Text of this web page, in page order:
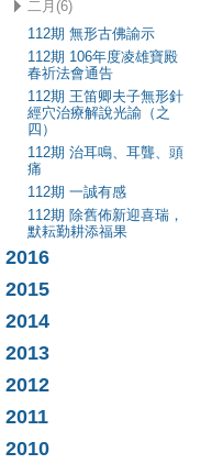
二月(6)
112期 無形古佛諭示
112期 106年度凌雄寶殿
春祈法會通告
112期 王笛卿夫子無形針
經穴治療解說光諭（之
四）
112期 治耳鳴、耳聾、頭
痛
112期 一誠有感
112期 除舊佈新迎喜瑞，
默耘勤耕添福果
2016
2015
2014
2013
2012
2011
2010